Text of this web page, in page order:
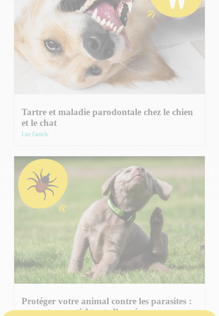
Tartre et maladie parodontale chez le chien
et le chat
Lire l'article
Protéger votre animal contre les parasites :
un geste essentiel toute l’année